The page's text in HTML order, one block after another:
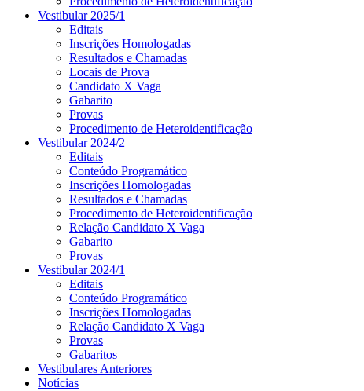
Vestibular 2025/1
Editais
Inscrições Homologadas
Resultados e Chamadas
Locais de Prova
Candidato X Vaga
Gabarito
Provas
Procedimento de Heteroidentificação
Vestibular 2024/2
Editais
Conteúdo Programático
Inscrições Homologadas
Resultados e Chamadas
Procedimento de Heteroidentificação
Relação Candidato X Vaga
Gabarito
Provas
Vestibular 2024/1
Editais
Conteúdo Programático
Inscrições Homologadas
Relação Candidato X Vaga
Provas
Gabaritos
Vestibulares Anteriores
Notícias